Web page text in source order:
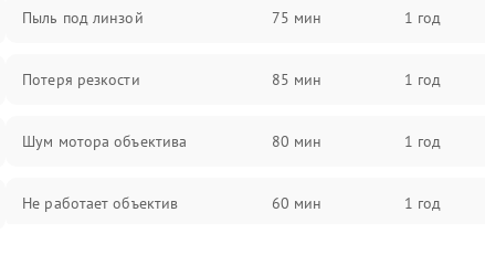
Пыль под линзой 75 мин 1 год
Потеря резкости 85 мин 1 год
Шум мотора объектива 80 мин 1 год
Не работает объектив 60 мин 1 год